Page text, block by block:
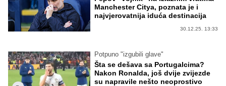
Manchester Citya, poznata je i
najvjerovatnija iduća destinacija
30.12.25. 13:33
Potpuno "izgubili glave"
Šta se dešava sa Portugalcima?
Nakon Ronalda, još dvije zvijezde
su napravile nešto neoprostivo